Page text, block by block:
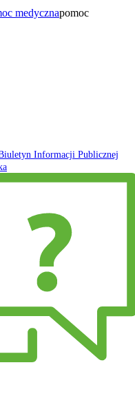
medycznapomoc
Informacji Publicznej